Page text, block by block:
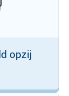
opzij